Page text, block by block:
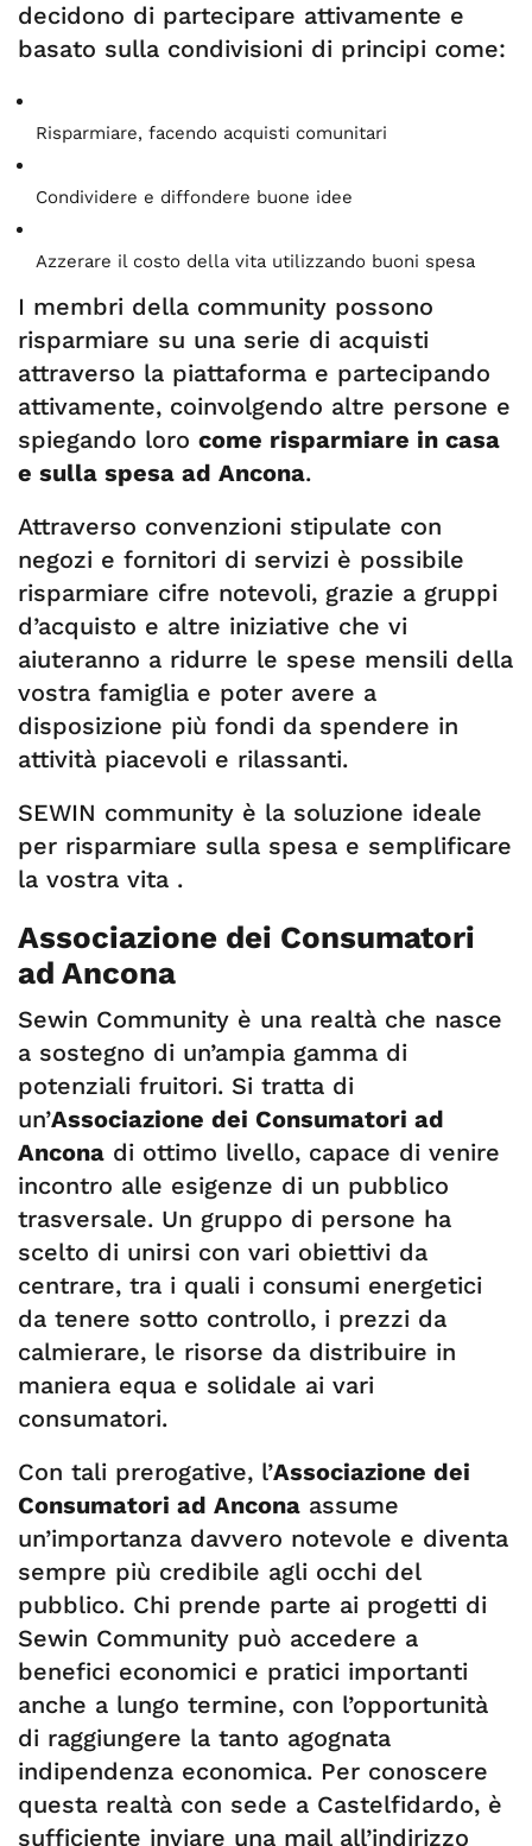
decidono di partecipare attivamente e
basato sulla condivisioni di principi come:
Risparmiare, facendo acquisti comunitari
Condividere e diffondere buone idee
Azzerare il costo della vita utilizzando buoni spesa
I membri della community possono
risparmiare su una serie di acquisti
attraverso la piattaforma e partecipando
attivamente, coinvolgendo altre persone e
spiegando loro come risparmiare in casa
e sulla spesa ad Ancona.
Attraverso convenzioni stipulate con
negozi e fornitori di servizi è possibile
risparmiare cifre notevoli, grazie a gruppi
d’acquisto e altre iniziative che vi
aiuteranno a ridurre le spese mensili della
vostra famiglia e poter avere a
disposizione più fondi da spendere in
attività piacevoli e rilassanti.
SEWIN community è la soluzione ideale
per risparmiare sulla spesa e semplificare
la vostra vita .
Associazione dei Consumatori
ad Ancona
Sewin Community è una realtà che nasce
a sostegno di un’ampia gamma di
potenziali fruitori. Si tratta di
un’Associazione dei Consumatori ad
Ancona di ottimo livello, capace di venire
incontro alle esigenze di un pubblico
trasversale. Un gruppo di persone ha
scelto di unirsi con vari obiettivi da
centrare, tra i quali i consumi energetici
da tenere sotto controllo, i prezzi da
calmierare, le risorse da distribuire in
maniera equa e solidale ai vari
consumatori.
Con tali prerogative, l’Associazione dei
Consumatori ad Ancona assume
un’importanza davvero notevole e diventa
sempre più credibile agli occhi del
pubblico. Chi prende parte ai progetti di
Sewin Community può accedere a
benefici economici e pratici importanti
anche a lungo termine, con l’opportunità
di raggiungere la tanto agognata
indipendenza economica. Per conoscere
questa realtà con sede a Castelfidardo, è
sufficiente inviare una mail all’indirizzo